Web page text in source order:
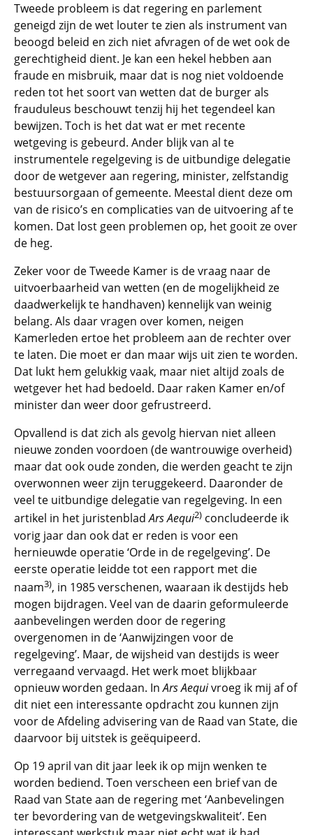
Tweede probleem is dat regering en parlement
geneigd zijn de wet louter te zien als instrument van
beoogd beleid en zich niet afvragen of de wet ook de
gerechtigheid dient. Je kan een hekel hebben aan
fraude en misbruik, maar dat is nog niet voldoende
reden tot het soort van wetten dat de burger als
frauduleus beschouwt tenzij hij het tegendeel kan
bewijzen. Toch is het dat wat er met recente
wetgeving is gebeurd. Ander blijk van al te
instrumentele regelgeving is de uitbundige delegatie
door de wetgever aan regering, minister, zelfstandig
bestuursorgaan of gemeente. Meestal dient deze om
van de risico’s en complicaties van de uitvoering af te
komen. Dat lost geen problemen op, het gooit ze over
de heg.
Zeker voor de Tweede Kamer is de vraag naar de
uitvoerbaarheid van wetten (en de mogelijkheid ze
daadwerkelijk te handhaven) kennelijk van weinig
belang. Als daar vragen over komen, neigen
Kamerleden ertoe het probleem aan de rechter over
te laten. Die moet er dan maar wijs uit zien te worden.
Dat lukt hem gelukkig vaak, maar niet altijd zoals de
wetgever het had bedoeld. Daar raken Kamer en/of
minister dan weer door gefrustreerd.
Opvallend is dat zich als gevolg hiervan niet alleen
nieuwe zonden voordoen (de wantrouwige overheid)
maar dat ook oude zonden, die werden geacht te zijn
overwonnen weer zijn teruggekeerd. Daaronder de
veel te uitbundige delegatie van regelgeving. In een
artikel in het juristenbladArs Aequi2) concludeerde ik
vorig jaar dan ook dat er reden is voor een
hernieuwde operatie ‘Orde in de regelgeving’. De
eerste operatie leidde tot een rapport met die
naam3), in 1985 verschenen, waaraan ik destijds heb
mogen bijdragen. Veel van de daarin geformuleerde
aanbevelingen werden door de regering
overgenomen in de ‘Aanwijzingen voor de
regelgeving’. Maar, de wijsheid van destijds is weer
verregaand vervaagd. Het werk moet blijkbaar
opnieuw worden gedaan. InArs Aequivroeg ik mij af of
dit niet een interessante opdracht zou kunnen zijn
voor de Afdeling advisering van de Raad van State, die
daarvoor bij uitstek is geëquipeerd.
Op 19 april van dit jaar leek ik op mijn wenken te
worden bediend. Toen verscheen een brief van de
Raad van State aan de regering met ‘Aanbevelingen
ter bevordering van de wetgevingskwaliteit’. Een